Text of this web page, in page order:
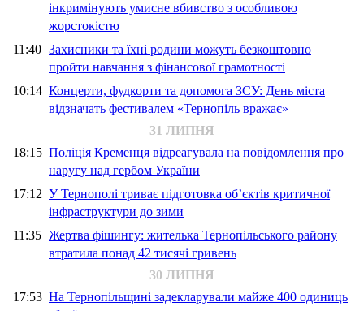
інкримінують умисне вбивство з особливою
жорстокістю
11:40 Захисники та їхні родини можуть безкоштовно
пройти навчання з фінансової грамотності
10:14 Концерти, фудкорти та допомога ЗСУ: День міста
відзначать фестивалем «Тернопіль вражає»
31 ЛИПНЯ
18:15 Поліція Кременця відреагувала на повідомлення про
наругу над гербом України
17:12 У Тернополі триває підготовка об’єктів критичної
інфраструктури до зими
11:35 Жертва фішингу: жителька Тернопільського району
втратила понад 42 тисячі гривень
30 ЛИПНЯ
17:53 На Тернопільщині задекларували майже 400 одиниць